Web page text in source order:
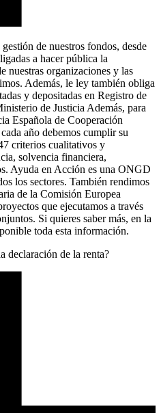
de nuestros fondos, desde
a hacer pública la
nuestras organizaciones y las
Además, le ley también obliga
y depositadas en Registro de
de Justicia Además, para
Española de Cooperación
año debemos cumplir su
criterios cualitativos y
solvencia financiera,
Ayuda en Acción es una ONGD
los sectores. También rendimos
de la Comisión Europea
que ejecutamos a través
Si quieres saber más, en la
toda esta información.
declaración de la renta?